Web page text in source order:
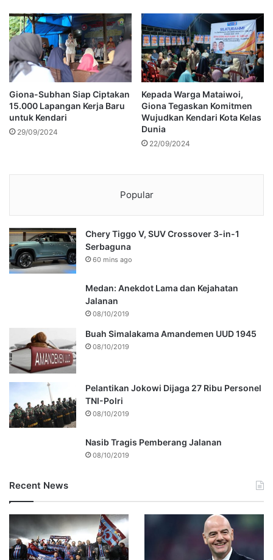
Giona-Subhan Siap Ciptakan
15.000 Lapangan Kerja Baru
untuk Kendari
29/09/2024
Kepada Warga Mataiwoi,
Giona Tegaskan Komitmen
Wujudkan Kendari Kota Kelas
Dunia
22/09/2024
Popular
Chery Tiggo V, SUV Crossover 3-in-1
Serbaguna
60 mins ago
Medan: Anekdot Lama dan Kejahatan
Jalanan
08/10/2019
Buah Simalakama Amandemen UUD 1945
08/10/2019
Pelantikan Jokowi Dijaga 27 Ribu Personel
TNI-Polri
08/10/2019
Nasib Tragis Pemberang Jalanan
08/10/2019
Recent News